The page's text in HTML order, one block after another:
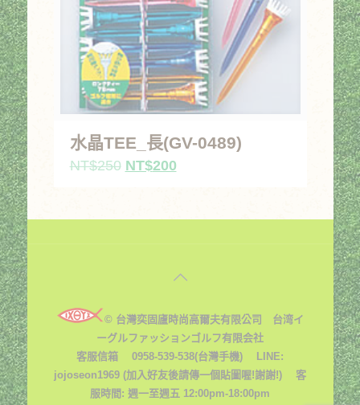
水晶TEE_長(GV-0489)
NT$250 原
格：
NT$200目
格：
© 台灣奕固廬時尚高爾夫有限公司 台湾イ
ーグルファッションゴルフ有限会社
客服信箱 0958-539-538(台灣手機) LINE:
jojoseon1969 (加入好友後請傳一個貼圖喔!謝謝!) 客
服時間: 週一至週五 12:00pm-18:00pm